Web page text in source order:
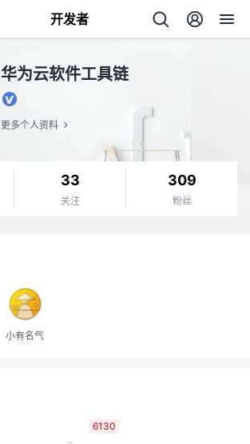
开发者
华为云软件工具链
更多个人资料
33
关注
309
粉丝
小有名气
6130